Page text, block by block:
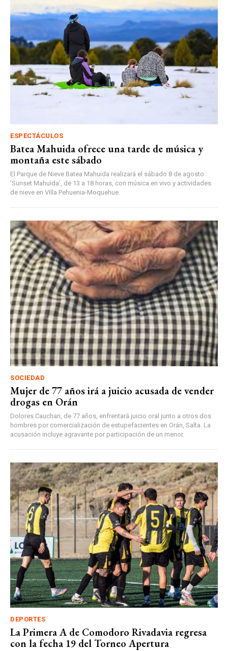
ESPECTÁCULOS
Batea Mahuida ofrece una tarde de música y
montaña este sábado
El Parque de Nieve Batea Mahuida realizará el sábado 8 de agosto
'Sunset Mahuida', de 13 a 18 horas, con música en vivo y actividades
de nieve en Villa Pehuenia-Moquehue.
SOCIEDAD
Mujer de 77 años irá a juicio acusada de vender
drogas en Orán
Dolores Cauchari, de 77 años, enfrentará juicio oral junto a otros dos
hombres por comercialización de estupefacientes en Orán, Salta. La
acusación incluye agravante por participación de un menor.
DEPORTES
La Primera A de Comodoro Rivadavia regresa
con la fecha 19 del Torneo Apertura